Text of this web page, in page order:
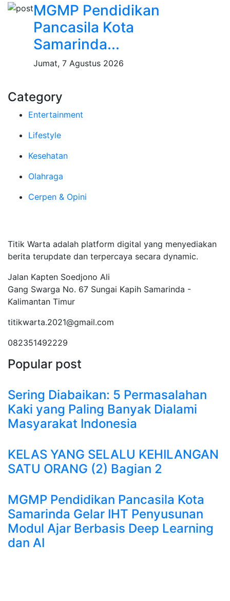
MGMP Pendidikan
Pancasila Kota
Samarinda...
Jumat, 7 Agustus 2026
Category
Entertainment
Lifestyle
Kesehatan
Olahraga
Cerpen & Opini
Titik Warta adalah platform digital yang menyediakan
berita terupdate dan terpercaya secara dynamic.
Jalan Kapten Soedjono Ali
Gang Swarga No. 67 Sungai Kapih Samarinda -
Kalimantan Timur
titikwarta.2021@gmail.com
082351492229
Popular post
Sering Diabaikan: 5 Permasalahan
Kaki yang Paling Banyak Dialami
Masyarakat Indonesia
KELAS YANG SELALU KEHILANGAN
SATU ORANG (2) Bagian 2
MGMP Pendidikan Pancasila Kota
Samarinda Gelar IHT Penyusunan
Modul Ajar Berbasis Deep Learning
dan AI